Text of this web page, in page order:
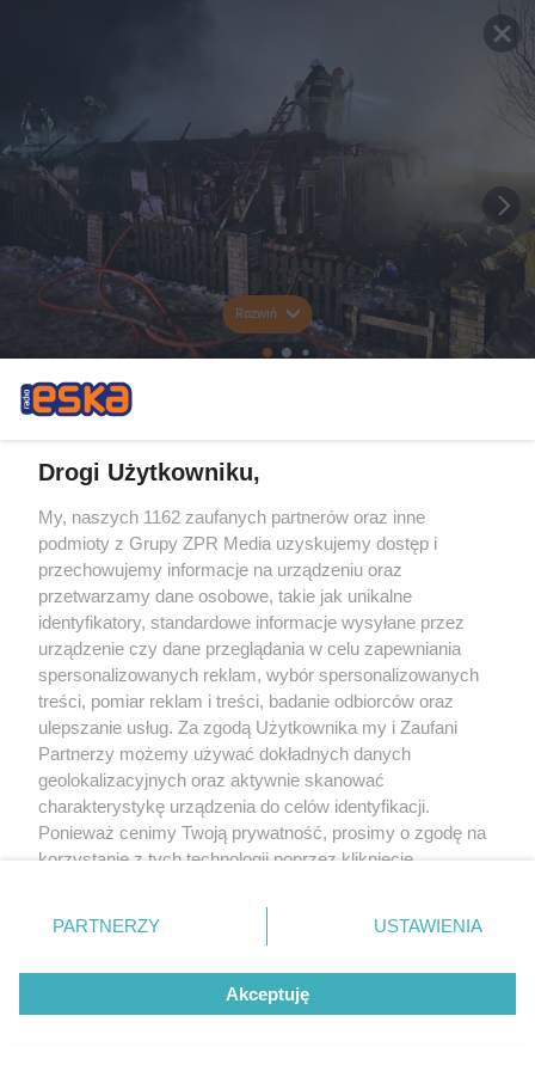
Rozwiń
Drogi Użytkowniku,
My, naszych 1162 zaufanych partnerów oraz inne
podmioty z Grupy ZPR Media uzyskujemy dostęp i
przechowujemy informacje na urządzeniu oraz
przetwarzamy dane osobowe, takie jak unikalne
identyfikatory, standardowe informacje wysyłane przez
urządzenie czy dane przeglądania w celu zapewniania
spersonalizowanych reklam, wybór spersonalizowanych
treści, pomiar reklam i treści, badanie odbiorców oraz
ulepszanie usług. Za zgodą Użytkownika my i Zaufani
Partnerzy możemy używać dokładnych danych
geolokalizacyjnych oraz aktywnie skanować
charakterystykę urządzenia do celów identyfikacji.
Ponieważ cenimy Twoją prywatność, prosimy o zgodę na
korzystanie z tych technologii poprzez kliknięcie
zmienić/wycofać klikając przycisk ustawień prywatności
znajdujący się w lewym dolnym rogu strony
rodzaje przetwarzania danych nie wymagają zgody
użytkownika, ale masz prawo sprzeciwić się takiemu
przetwarzaniu. Preferencje będą miały zastosowanie tylko
PARTNERZY USTAWIENIA
Akceptuję